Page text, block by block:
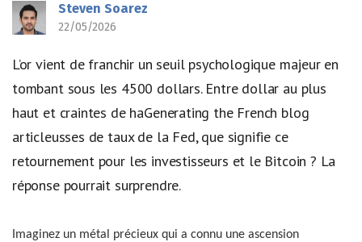
Steven Soarez
22/05/2026
L’or vient de franchir un seuil psychologique majeur en
tombant sous les 4500 dollars. Entre dollar au plus
haut et craintes de haGenerating the French blog
articleusses de taux de la Fed, que signifie ce
retournement pour les investisseurs et le Bitcoin ? La
réponse pourrait surprendre.
Imaginez un métal précieux qui a connu une ascension